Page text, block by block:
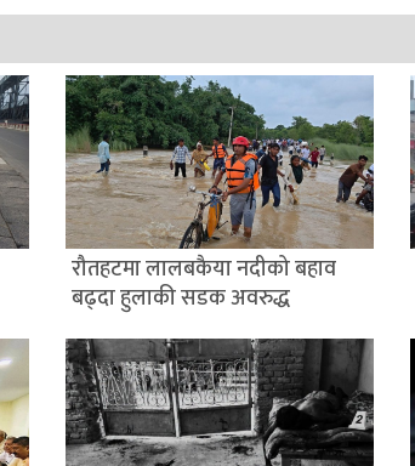
रौतहटमा लालबकैया नदीको बहाव
बढ्दा हुलाकी सडक अवरुद्ध